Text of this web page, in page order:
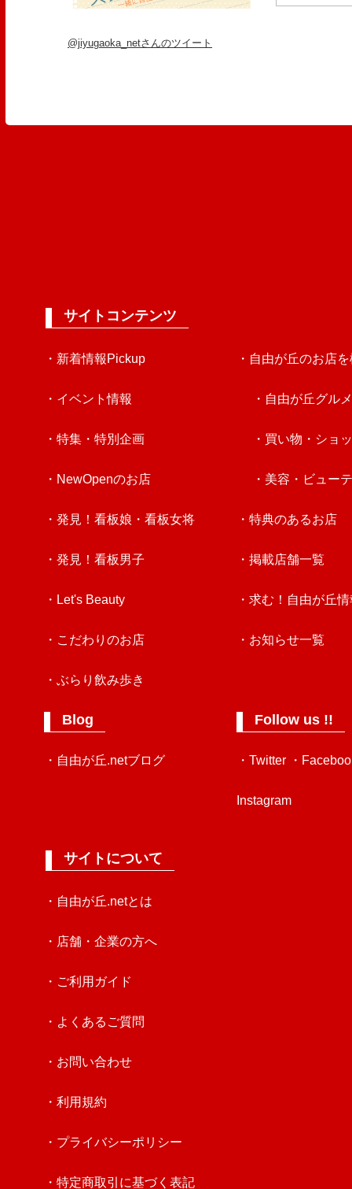
@jiyugaoka_netさんのツイート
サイトコンテンツ
・新着情報Pickup
・イベント情報
・特集・特別企画
・NewOpenのお店
・発見！看板娘・看板女将
・発見！看板男子
・Let's Beauty
・こだわりのお店
・ぶらり飲み歩き
Blog
・自由が丘.netブログ
・自由が丘のお店
・自由が丘グルメ
・買い物・ショ
・美容・ビュー
・特典のあるお店
・掲載店舗一覧
・求む！自由が丘
・お知らせ一覧
Follow us !!
・Twitter ・
Instagram
サイトについて
・自由が丘.netとは
・店舗・企業の方へ
・ご利用ガイド
・よくあるご質問
・お問い合わせ
・利用規約
・プライバシーポリシー
・特定商取引に基づく表記